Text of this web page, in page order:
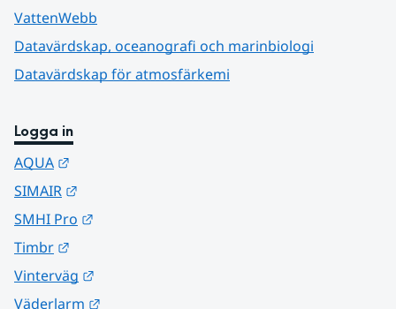
VattenWebb
Datavärdskap, oceanografi och marinbiologi
Datavärdskap för atmosfärkemi
Logga in
AQUA
SIMAIR
SMHI Pro
Timbr
Vinterväg
Väderlarm